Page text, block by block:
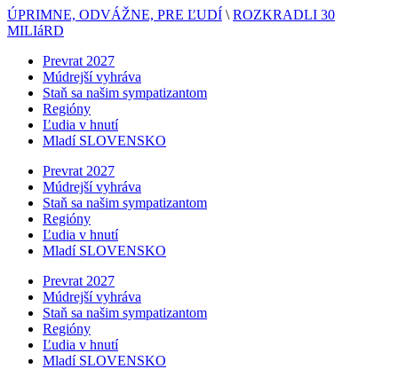
ÚPRIMNE, ODVÁŽNE, PRE ĽUDÍ \ ROZKRADLI 30
MILIáRD
Prevrat 2027
Múdrejší vyhráva
Staň sa našim sympatizantom
Regióny
Ľudia v hnutí
Mladí SLOVENSKO
Prevrat 2027
Múdrejší vyhráva
Staň sa našim sympatizantom
Regióny
Ľudia v hnutí
Mladí SLOVENSKO
Prevrat 2027
Múdrejší vyhráva
Staň sa našim sympatizantom
Regióny
Ľudia v hnutí
Mladí SLOVENSKO